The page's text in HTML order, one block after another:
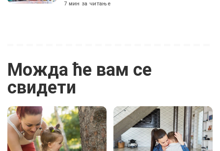
7 мин за читање
Можда ће вам се
свидети